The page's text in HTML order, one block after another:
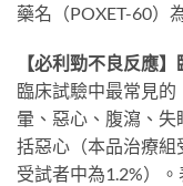
藥名（POXET-60）
【必利勁不良反應
臨床試驗中最常見
暈、惡心、腹瀉、
括惡心（本品治療組
受試者中為1.2%）